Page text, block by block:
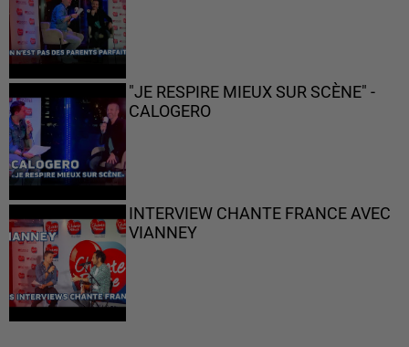
"JE RESPIRE MIEUX SUR SCÈNE" -
CALOGERO
INTERVIEW CHANTE FRANCE AVEC
VIANNEY